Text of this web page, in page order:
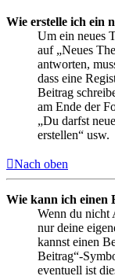
Wie erstelle ich ein
Um ein neues
auf „Neues
antworten,
dass eine
Beitrag
am Ende der
„Du darfst
erstellen“ usw.
Nach oben
Wie kann ich einen
Wenn du nicht
nur deine
kannst einen
Beitrag“-
eventuell ist